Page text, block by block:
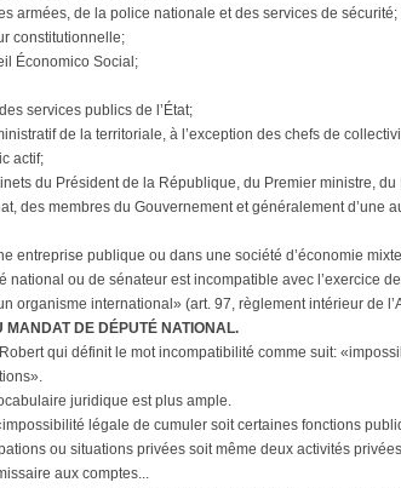
armées, de la police nationale et des services de sécurité;
constitutionnelle;
Économico Social;
services publics de l’État;
de la territoriale, à l’exception des chefs de
actif;
du Président de la République, du Premier ministre,
des membres du Gouvernement et généralement d’une
entreprise publique ou dans une société d’économie
national ou de sénateur est incompatible avec l’exercice
organisme international» (art. 97, règlement intérieur de
MANDAT DE DÉPUTÉ NATIONAL.
qui définit le mot incompatibilité comme suit:
juridique est plus ample.
légale de cumuler soit certaines fonctions
ou situations privées soit même deux activités
aux comptes...